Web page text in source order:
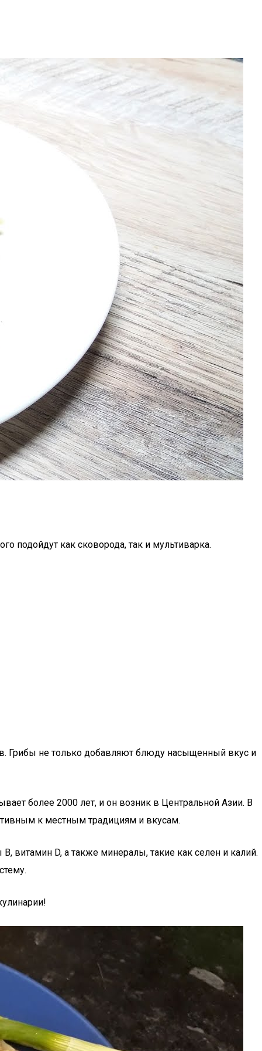
подойдут как сковорода, так и мультиварка.
Грибы не только добавляют блюду насыщенный вкус и
более 2000 лет, и он возник в Центральной Азии. В
к местным традициям и вкусам.
витамин D, а также минералы, такие как селен и калий.